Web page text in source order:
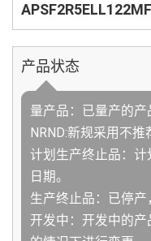
产品状态
量产品：已量产的产
NRND:新规采用不推
计划生产终止品：
日期。
生产终止品：已停产
开发中：开发中的